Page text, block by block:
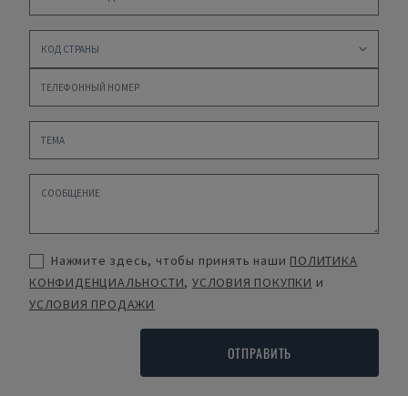
Нажмите здесь, чтобы принять наши ПОЛИТИКА
КОНФИДЕНЦИАЛЬНОСТИ,УСЛОВИЯ ПОКУПКИ и
УСЛОВИЯ ПРОДАЖИ
ОТПРАВИТЬ